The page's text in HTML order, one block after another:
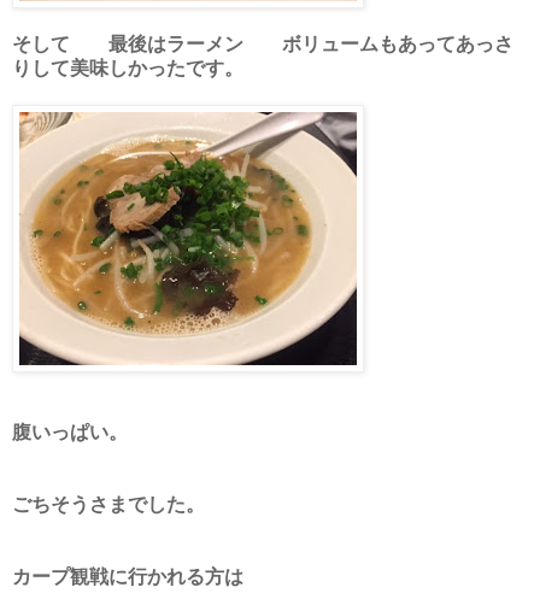
そして 最後はラーメン ボリュームもあってあっさ
りして美味しかったです。
腹いっぱい。
ごちそうさまでした。
カープ観戦に行かれる方は